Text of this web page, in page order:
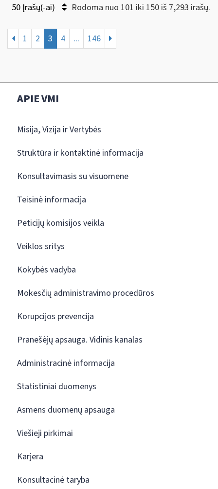
50 Įrašų(-ai) Rodoma nuo 101 iki 150 iš 7,293 irašų.
1 2 3 4 ... 146
APIE VMI
Misija, Vizija ir Vertybės
Struktūra ir kontaktinė informacija
Konsultavimasis su visuomene
Teisinė informacija
Peticijų komisijos veikla
Veiklos sritys
Kokybės vadyba
Mokesčių administravimo procedūros
Korupcijos prevencija
Pranešėjų apsauga. Vidinis kanalas
Administracinė informacija
Statistiniai duomenys
Asmens duomenų apsauga
Viešieji pirkimai
Karjera
Konsultacinė taryba